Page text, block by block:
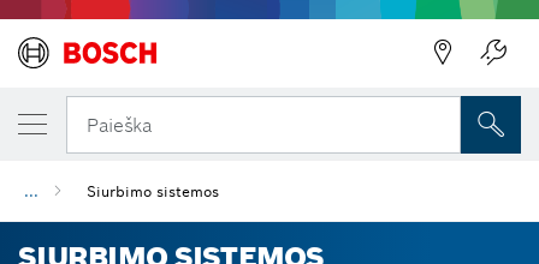
Paieška
... Siurbimo sistemos